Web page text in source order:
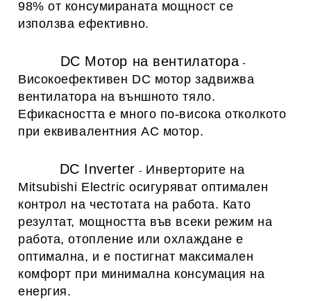
98% от консумираната мощност се
използва ефективно.
DC Мотор на вентилатора-
Високоефективен DC мотор задвижва
вентилатора на външното тяло.
Ефикасността е много по-висока отколкото
при еквивалентния AC мотор.
DC Inverter - Инверторите на
Mitsubishi Electric осигуряват оптимален
контрол на честотата на работа. Като
резултат, мощността във всеки режим на
работа, отопление или охлаждане е
оптимална, и е постигнат максимален
комфорт при минимална консумация на
енергия.